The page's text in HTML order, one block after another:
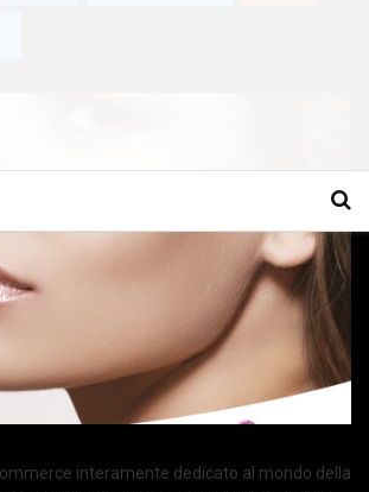
interamente dedicato al mondo della